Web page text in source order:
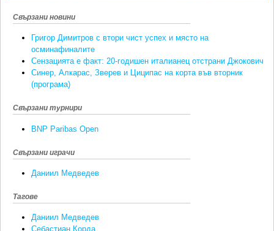
Свързани новини
Григор Димитров с втори чист успех и място на
осминафиналите
Сензацията е факт: 20-годишен италианец отстрани Джокович
Синер, Алкарас, Зверев и Циципас на корта във вторник
(програма)
Свързани турнири
BNP Paribas Open
Свързани играчи
Даниил Медведев
Тагове
Даниил Медведев
Себастиан Корда